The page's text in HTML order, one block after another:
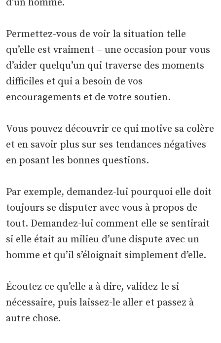
d’un homme.
Permettez-vous de voir la situation telle
qu’elle est vraiment – une occasion pour vous
d’aider quelqu’un qui traverse des moments
difficiles et qui a besoin de vos
encouragements et de votre soutien.
Vous pouvez découvrir ce qui motive sa colère
et en savoir plus sur ses tendances négatives
en posant les bonnes questions.
Par exemple, demandez-lui pourquoi elle doit
toujours se disputer avec vous à propos de
tout. Demandez-lui comment elle se sentirait
si elle était au milieu d’une dispute avec un
homme et qu’il s’éloignait simplement d’elle.
Écoutez ce qu’elle a à dire, validez-le si
nécessaire, puis laissez-le aller et passez à
autre chose.